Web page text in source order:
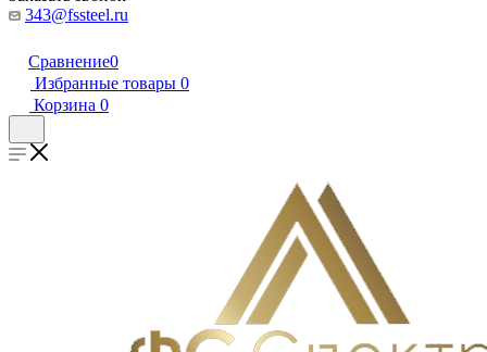
343@fssteel.ru
Сравнение0
Избранные товары 0
Корзина 0